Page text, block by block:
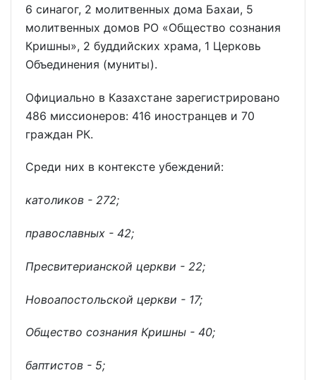
6 синагог, 2 молитвенных дома Бахаи, 5
молитвенных домов РО «Общество сознания
Кришны», 2 буддийских храма, 1 Церковь
Объединения (муниты).
Официально в Казахстане зарегистрировано
486 миссионеров: 416 иностранцев и 70
граждан РК.
Среди них в контексте убеждений:
католиков - 272;
православных - 42;
Пресвитерианской церкви - 22;
Новоапостольской церкви - 17;
Общество сознания Кришны - 40;
баптистов - 5;